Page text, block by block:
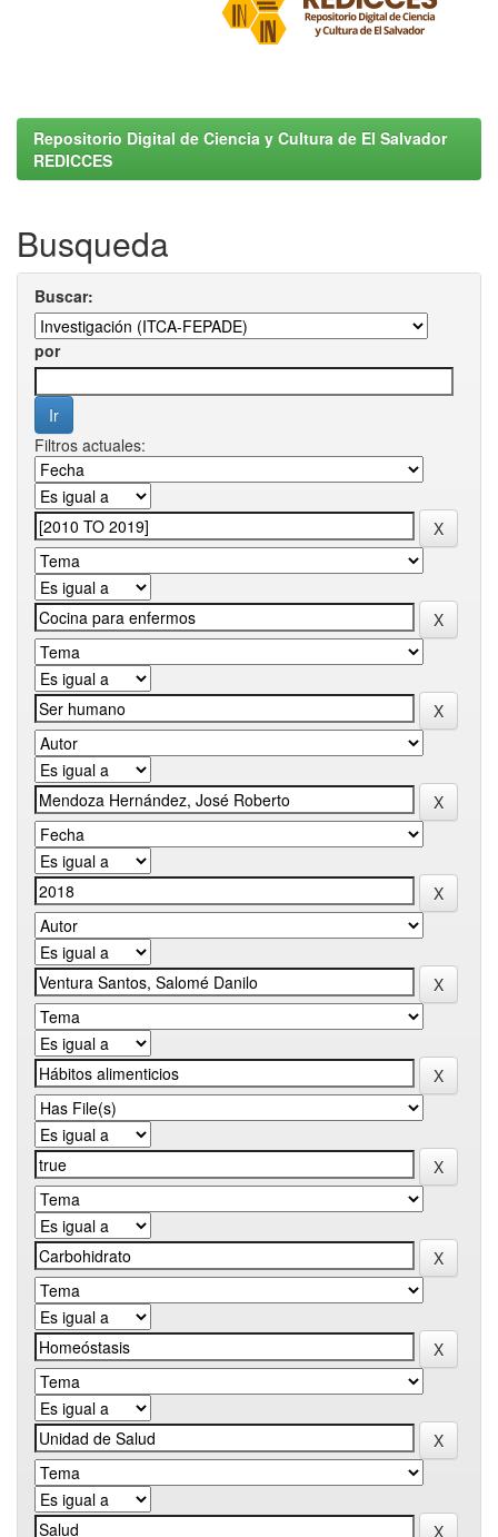
Repositorio Digital de Ciencia y Cultura de El Salvador
REDICCES
Busqueda
Buscar:
por
Filtros actuales: